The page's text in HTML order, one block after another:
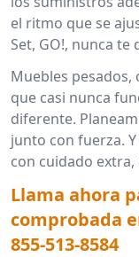
el ritmo que se
Set, GO!, nunca
Muebles pesados,
que casi nunca
diferente.
junto con fuerza.
con cuidado extra,
Llama ahora
comprobada
855-513-8584